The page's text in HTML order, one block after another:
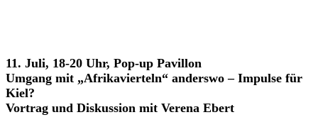
11. Juli, 18-20 Uhr, Pop-up Pavillon
Umgang mit „Afrikavierteln“ anderswo – Impulse für
Kiel?
Vortrag und Diskussion mit Verena Ebert